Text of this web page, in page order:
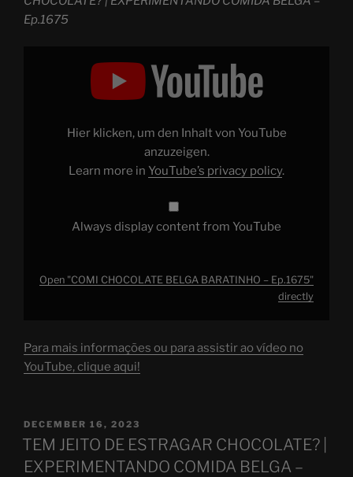
Ep.1675
CHOCOLATE
BARATINHO
YouTubeHier klicken, um den Inhalt von YouTube
anzuzeigen.
Learn more in YouTube’s privacy policy.
Always display content from YouTube
Open "COMI CHOCOLATE BELGA BARATINHO – Ep.1675"
directly
Para mais informações ou para assistir ao vídeo no
YouTube, clique aqui!
POSTED
ON
DECEMBER 16, 2023
TEM JEITO DE ESTRAGAR CHOCOLATE? |
EXPERIMENTANDO COMIDA BELGA –